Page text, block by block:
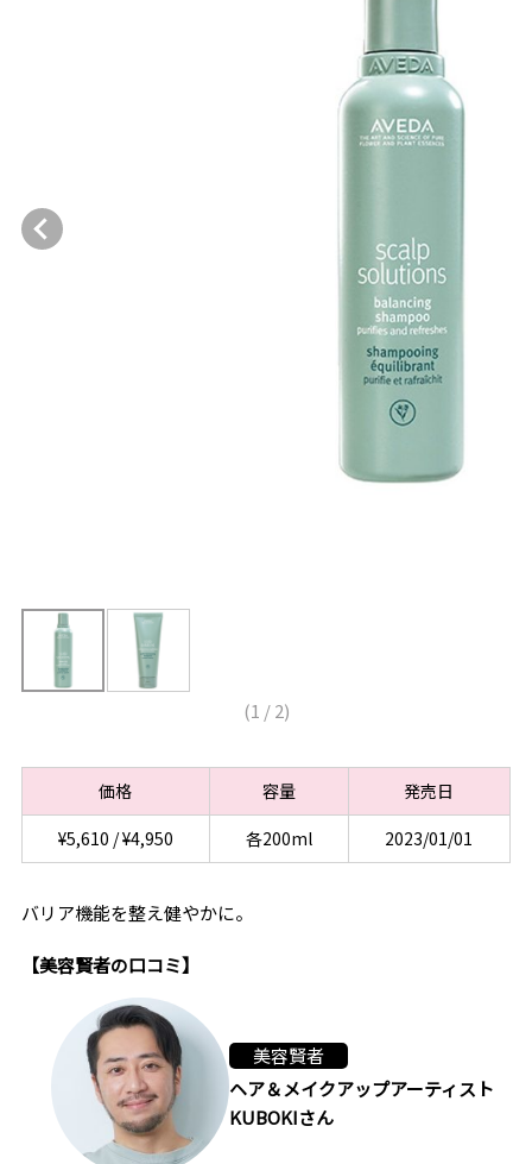
(1 /2)
価格 容量
発売日
¥5,610 / ¥4,950
各200ml 2023/01/01
バリア機能を整え健やかに。
【美容賢者の口コミ】
美容賢者
ヘア＆メイクアップアーティスト
KUBOKIさん